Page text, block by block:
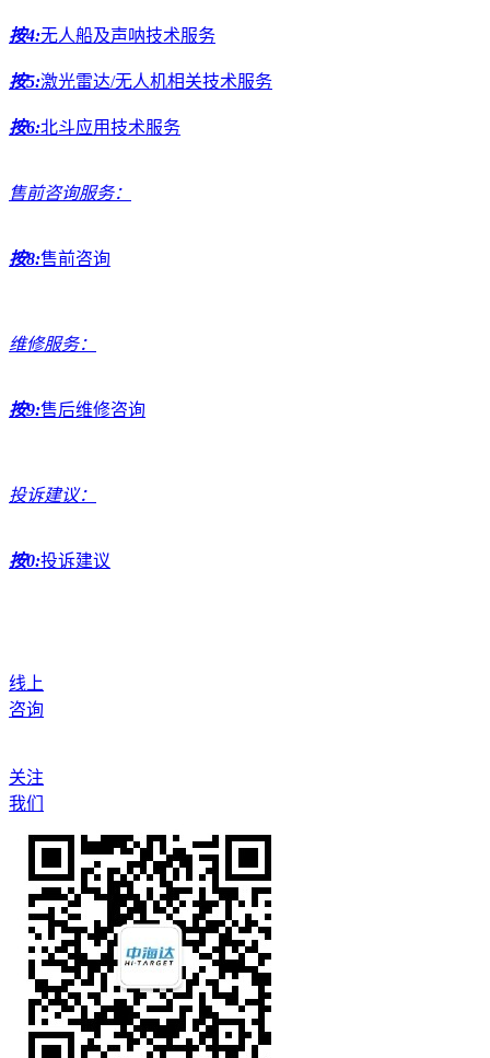
按4:无人船及声呐技术服务
按5:激光雷达/无人机相关技术服务
按6:北斗应用技术服务
售前咨询服务：
按8:售前咨询
维修服务：
按9:售后维修咨询
投诉建议：
按0:投诉建议
线上
咨询
关注
我们